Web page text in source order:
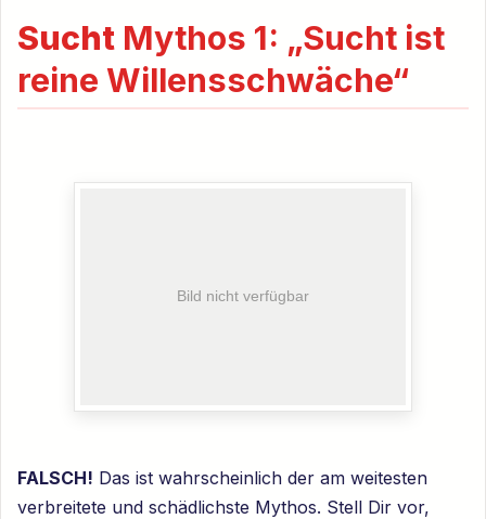
Sucht Mythos 1: „Sucht ist
reine Willensschwäche“
FALSCH! Das ist wahrscheinlich der am weitesten
verbreitete und schädlichste Mythos. Stell Dir vor,